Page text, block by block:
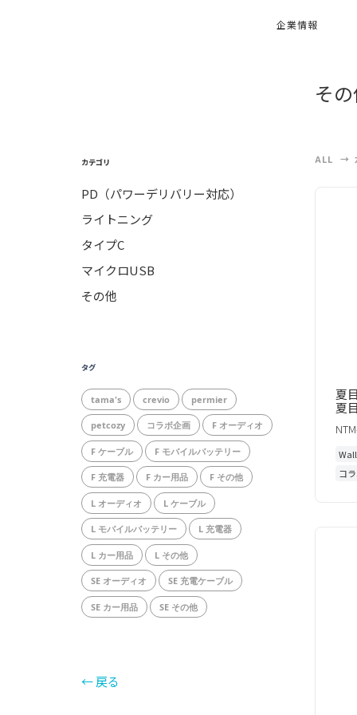
企業情報
カテゴリ
PD（パワーデリバリー対応）
ライトニング
タイプC
マイクロUSB
その他
タグ
tama's crevio permier
petcozy コラボ企画 F オーディオ
F ケーブル F モバイルバッテリー
F 充電器 F カー用品 F その他
L オーディオ L ケーブル
L モバイルバッテリー L 充電器
L カー用品 L その他
SE オーディオ SE 充電ケーブル
SE カー用品 SE その他
← 戻る
そ
ALL
夏
夏
Wall
コ